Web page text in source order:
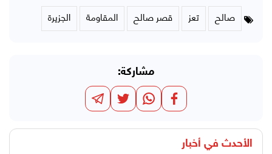
صالح تعز قصر صالح المقاومة الجزيرة
مشاركة:
الأحدث في أخبار